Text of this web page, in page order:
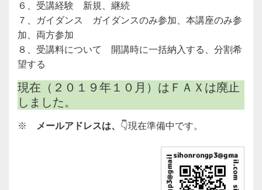
６、受講経験 新規、継続
７、ガイダンス ガイダンスのみ参加、本講座のみ参
加、両方参加
８、受講料について 開講時に一括納入する、分割希
望する
現在（２０１９年１０月）はＦＡＸは廃止
しました。
※ メールアドレスは、 👇現在準備中です。